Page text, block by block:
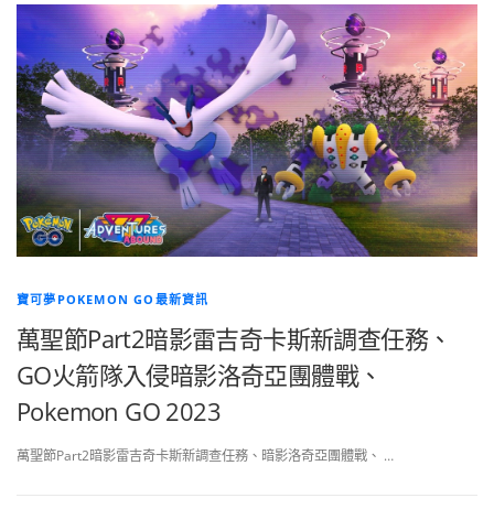
寶可夢POKEMON GO最新資訊
萬聖節Part2暗影雷吉奇卡斯新調查任務、
GO火箭隊入侵暗影洛奇亞團體戰、
Pokemon GO 2023
萬聖節Part2暗影雷吉奇卡斯新調查任務、暗影洛奇亞團體戰、 …